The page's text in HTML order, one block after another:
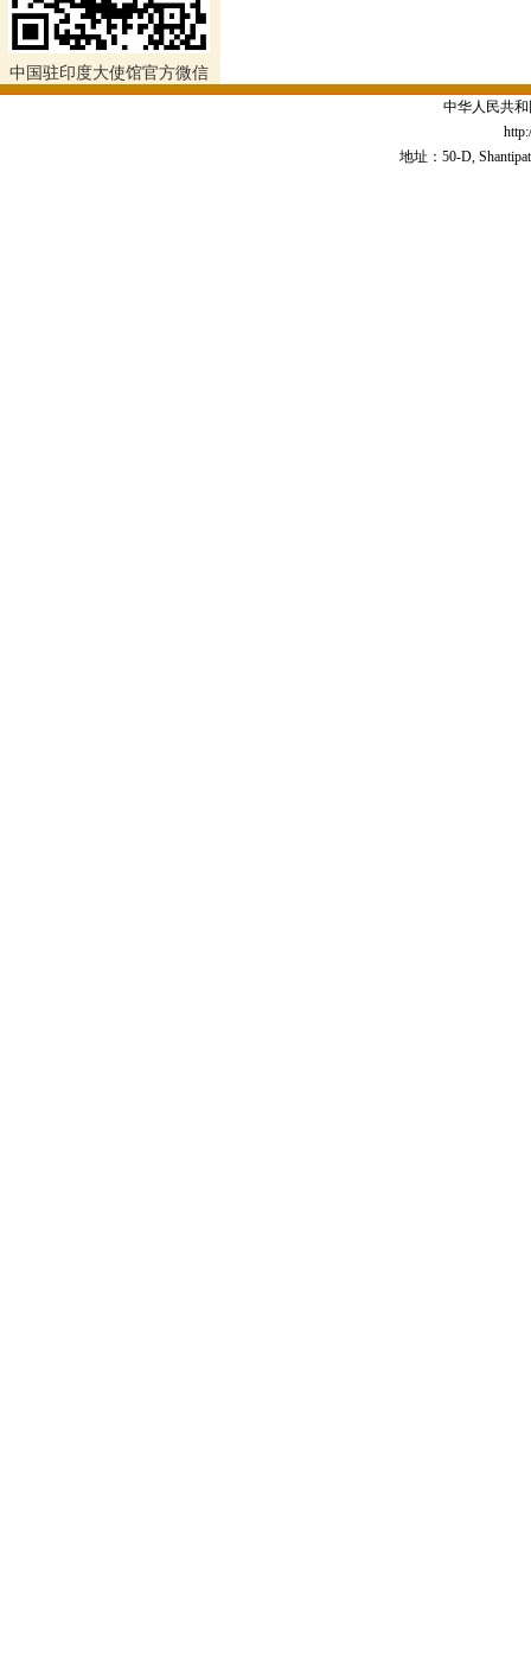
中国驻印度大使馆官方微信
中华人民共
地址：50-D,